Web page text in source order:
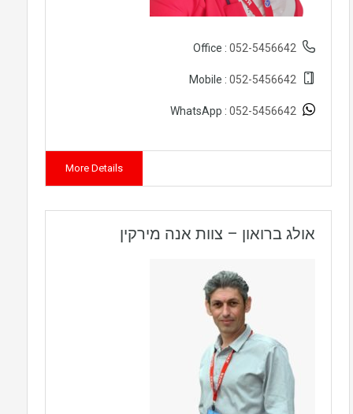
052-5456642
052-5456642
052-5456642
More Details
אולג ברואון – צוות אנה מירקין